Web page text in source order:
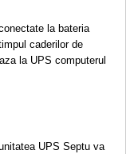
la bateria
caderilor de
la UPS computerul
UPS Septu va